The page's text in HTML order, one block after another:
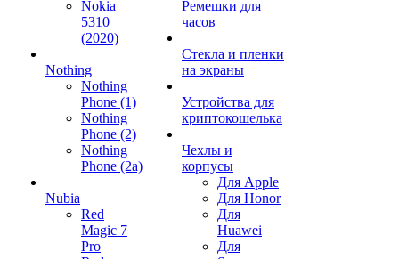
Nokia
5310
(2020)
Nothing
Nothing
Phone (1)
Nothing
Phone (2)
Nothing
Phone (2a)
Nubia
Red
Magic 7
Pro
Ремешки для
часов
Стекла и пленки
на экраны
Устройства для
криптокошелька
Чехлы и
корпусы
Для Apple
Для Honor
Для
Huawei
Для